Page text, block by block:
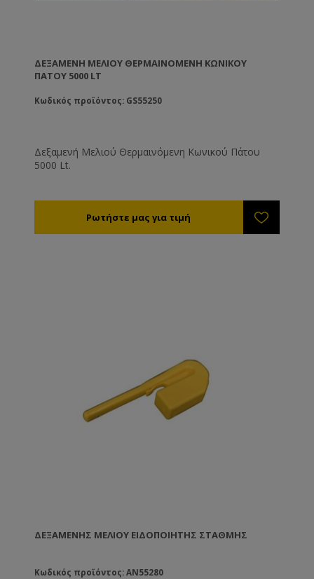
ΔΕΞΑΜΕΝΉ ΜΕΛΙΟΎ ΘΕΡΜΑΙΝΌΜΕΝΗ ΚΩΝΙΚΟΎ
ΠΆΤΟΥ 5000 LT
Κωδικός προϊόντος: GS55250
Δεξαμενή Μελιού Θερμαινόμενη Κωνικού Πάτου
5000 Lt.
ΔΕΞΑΜΕΝΉΣ ΜΕΛΙΟΎ ΕΙΔΟΠΟΙΗΤΉΣ ΣΤΆΘΜΗΣ
Κωδικός προϊόντος: AN55280